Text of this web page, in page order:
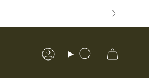
AccountSearch